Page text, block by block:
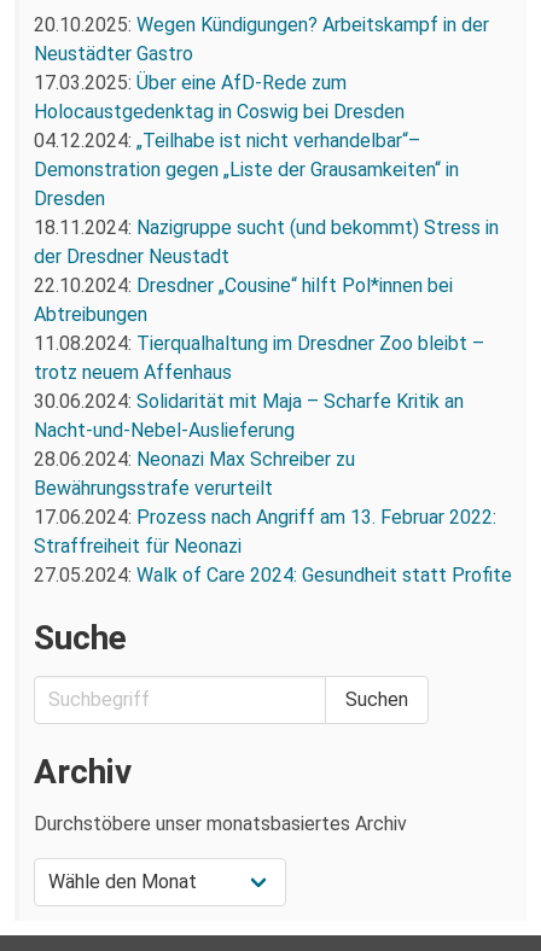
20.10.2025: Wegen Kündigungen? Arbeitskampf in der
Neustädter Gastro
17.03.2025: Über eine AfD-Rede zum
Holocaustgedenktag in Coswig bei Dresden
04.12.2024: „Teilhabe ist nicht verhandelbar“–
Demonstration gegen „Liste der Grausamkeiten“ in
Dresden
18.11.2024: Nazigruppe sucht (und bekommt) Stress in
der Dresdner Neustadt
22.10.2024: Dresdner „Cousine“ hilft Pol*innen bei
Abtreibungen
11.08.2024: Tierqualhaltung im Dresdner Zoo bleibt –
trotz neuem Affenhaus
30.06.2024: Solidarität mit Maja – Scharfe Kritik an
Nacht-und-Nebel-Auslieferung
28.06.2024: Neonazi Max Schreiber zu
Bewährungsstrafe verurteilt
17.06.2024: Prozess nach Angriff am 13. Februar 2022:
Straffreiheit für Neonazi
27.05.2024: Walk of Care 2024: Gesundheit statt Profite
Suche
Archiv
Durchstöbere unser monatsbasiertes Archiv